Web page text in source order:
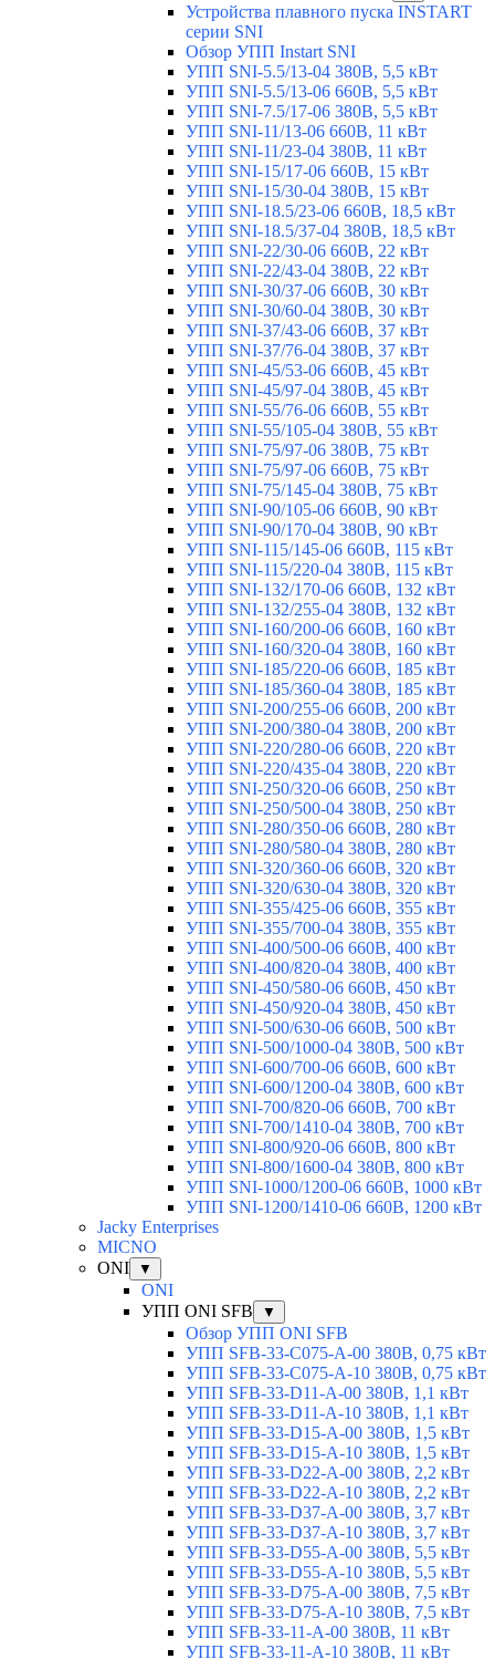
Устройства плавного пуска INSTART
серии SNI
Обзор УПП Instart SNI
УПП SNI-5.5/13-04 380В, 5,5 кВт
УПП SNI-5.5/13-06 660В, 5,5 кВт
УПП SNI-7.5/17-06 380В, 5,5 кВт
УПП SNI-11/13-06 660В, 11 кВт
УПП SNI-11/23-04 380В, 11 кВт
УПП SNI-15/17-06 660В, 15 кВт
УПП SNI-15/30-04 380В, 15 кВт
УПП SNI-18.5/23-06 660В, 18,5 кВт
УПП SNI-18.5/37-04 380В, 18,5 кВт
УПП SNI-22/30-06 660В, 22 кВт
УПП SNI-22/43-04 380В, 22 кВт
УПП SNI-30/37-06 660В, 30 кВт
УПП SNI-30/60-04 380В, 30 кВт
УПП SNI-37/43-06 660В, 37 кВт
УПП SNI-37/76-04 380В, 37 кВт
УПП SNI-45/53-06 660В, 45 кВт
УПП SNI-45/97-04 380В, 45 кВт
УПП SNI-55/76-06 660В, 55 кВт
УПП SNI-55/105-04 380В, 55 кВт
УПП SNI-75/97-06 380В, 75 кВт
УПП SNI-75/97-06 660В, 75 кВт
УПП SNI-75/145-04 380В, 75 кВт
УПП SNI-90/105-06 660В, 90 кВт
УПП SNI-90/170-04 380В, 90 кВт
УПП SNI-115/145-06 660В, 115 кВт
УПП SNI-115/220-04 380В, 115 кВт
УПП SNI-132/170-06 660В, 132 кВт
УПП SNI-132/255-04 380В, 132 кВт
УПП SNI-160/200-06 660В, 160 кВт
УПП SNI-160/320-04 380В, 160 кВт
УПП SNI-185/220-06 660В, 185 кВт
УПП SNI-185/360-04 380В, 185 кВт
УПП SNI-200/255-06 660В, 200 кВт
УПП SNI-200/380-04 380В, 200 кВт
УПП SNI-220/280-06 660В, 220 кВт
УПП SNI-220/435-04 380В, 220 кВт
УПП SNI-250/320-06 660В, 250 кВт
УПП SNI-250/500-04 380В, 250 кВт
УПП SNI-280/350-06 660В, 280 кВт
УПП SNI-280/580-04 380В, 280 кВт
УПП SNI-320/360-06 660В, 320 кВт
УПП SNI-320/630-04 380В, 320 кВт
УПП SNI-355/425-06 660В, 355 кВт
УПП SNI-355/700-04 380В, 355 кВт
УПП SNI-400/500-06 660В, 400 кВт
УПП SNI-400/820-04 380В, 400 кВт
УПП SNI-450/580-06 660В, 450 кВт
УПП SNI-450/920-04 380В, 450 кВт
УПП SNI-500/630-06 660В, 500 кВт
УПП SNI-500/1000-04 380В, 500 кВт
УПП SNI-600/700-06 660В, 600 кВт
УПП SNI-600/1200-04 380В, 600 кВт
УПП SNI-700/820-06 660В, 700 кВт
УПП SNI-700/1410-04 380В, 700 кВт
УПП SNI-800/920-06 660В, 800 кВт
УПП SNI-800/1600-04 380В, 800 кВт
УПП SNI-1000/1200-06 660В, 1000 кВт
УПП SNI-1200/1410-06 660В, 1200 кВт
Jacky Enterprises
MICNO
ONI
▼
ONI
УПП ONI SFB
▼
Обзор УПП ONI SFB
УПП SFB-33-C075-A-00 380В, 0,75 кВт
УПП SFB-33-C075-A-10 380В, 0,75 кВт
УПП SFB-33-D11-A-00 380В, 1,1 кВт
УПП SFB-33-D11-A-10 380В, 1,1 кВт
УПП SFB-33-D15-A-00 380В, 1,5 кВт
УПП SFB-33-D15-A-10 380В, 1,5 кВт
УПП SFB-33-D22-A-00 380В, 2,2 кВт
УПП SFB-33-D22-A-10 380В, 2,2 кВт
УПП SFB-33-D37-A-00 380В, 3,7 кВт
УПП SFB-33-D37-A-10 380В, 3,7 кВт
УПП SFB-33-D55-A-00 380В, 5,5 кВт
УПП SFB-33-D55-A-10 380В, 5,5 кВт
УПП SFB-33-D75-A-00 380В, 7,5 кВт
УПП SFB-33-D75-A-10 380В, 7,5 кВт
УПП SFB-33-11-A-00 380В, 11 кВт
УПП SFB-33-11-A-10 380В, 11 кВт